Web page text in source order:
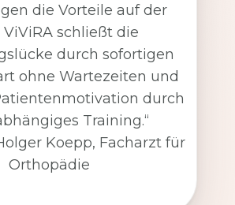
die Vorteile auf der
ViViRA schließt die
durch sofortigen
ohne Wartezeiten und
durch
Training.“
Koepp, Facharzt für
Orthopädie